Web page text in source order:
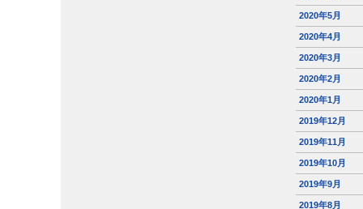
2020年5月
2020年4月
2020年3月
2020年2月
2020年1月
2019年12月
2019年11月
2019年10月
2019年9月
2019年8月